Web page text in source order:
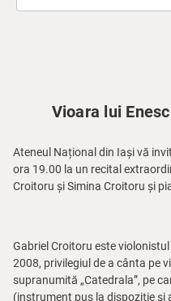
Vioara lui
Ateneul Național din Iași vă
ora 19.00 la un recital
Croitoru și Simina Croitoru și
Gabriel Croitoru este
2008, privilegiul de a cânta pe
supranumită „Catedrala”, pe
(instrument pus la dispoziție